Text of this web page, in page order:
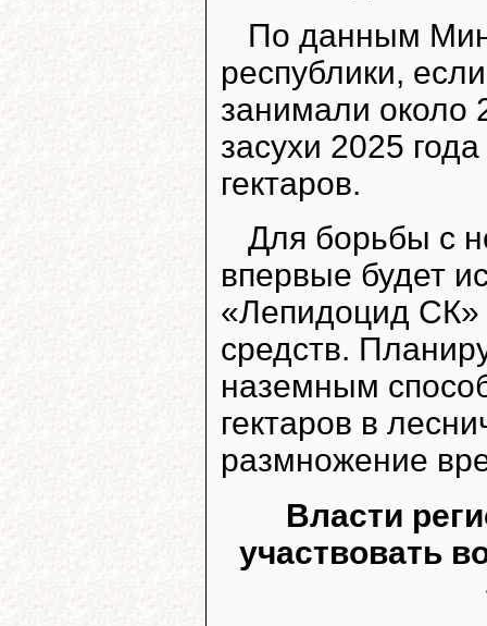
По данным
республики,
занимали около
засухи 2025
гектаров.
Для борьбы с
впервые будет
«Лепидоцид СК»
средств.
наземным
гектаров в
размножение
Власти
участвовать